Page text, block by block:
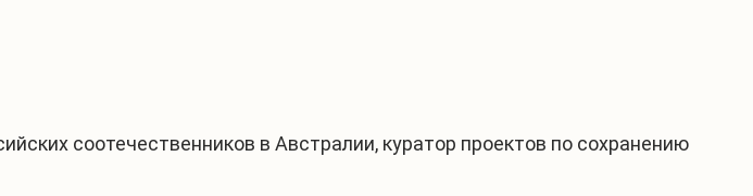
соотечественников в Австралии, куратор проектов по сохранению